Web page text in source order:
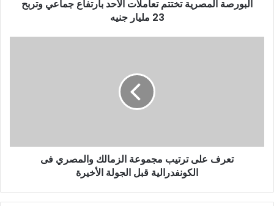
البورصة المصرية تختتم تعاملات الأحد بارتفاع جماعي وتربح
23 مليار جنيه
تعرف على ترتيب مجموعة الزمالك والمصري فى
الكونفدرالية قبل الجولة الأخيرة